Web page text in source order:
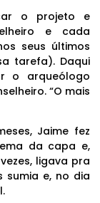
o projeto e
e cada
seus últimos
tarefa). Daqui
o arqueólogo
“O mais
Jaime fez
da capa e,
ligava pra
sumia e, no dia